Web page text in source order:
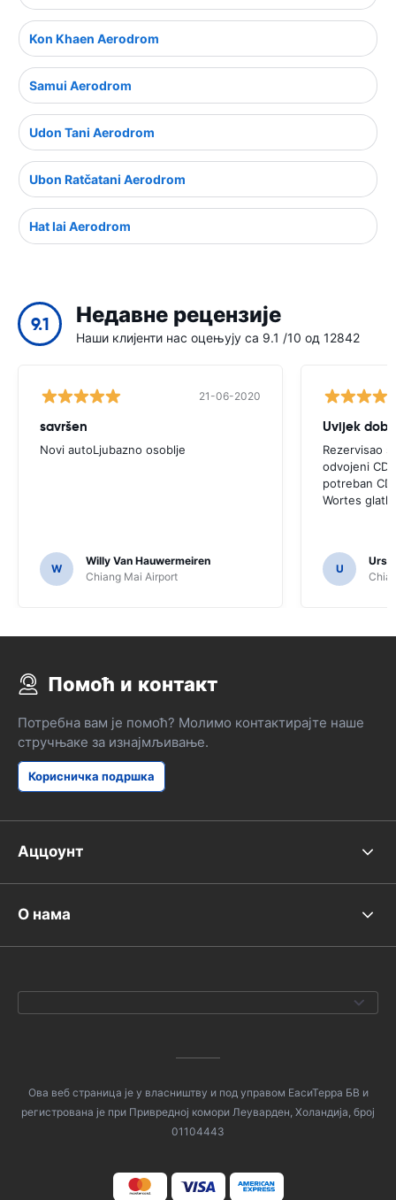
Kon Khaen Aerodrom
Samui Aerodrom
Udon Tani Aerodrom
Ubon Ratčatani Aerodrom
Hat Iai Aerodrom
9.1 Недавне рецензије
Наши клијенти нас оцењују са 9.1 /10 од 12842
21-06-2020
savršen
Novi autoLjubazno osoblje
W
Willy Van Hauwermeiren
Chiang Mai Airport
Rezervisao
odvojeni
potreban
Wortes
U
Urs
Помоћ и контакт
Потребна вам је помоћ? Молимо контактирајте наше
стручњаке за изнајмљивање.
Корисничка подршка
Аццоунт
О нама
Ова веб страница је у власништву и под управом ЕасиТерра БВ и
регистрована је при Привредној комори Леуварден, Холандија, број
01104443